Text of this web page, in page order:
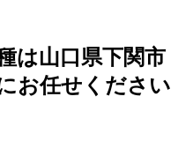
は山口県下関市
お任せください